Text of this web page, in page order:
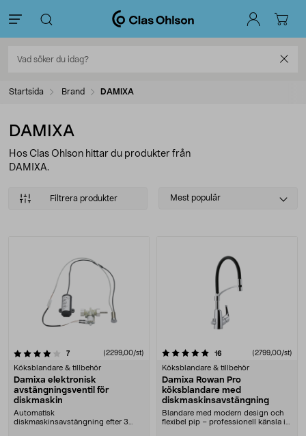
Startsida Brand DAMIXA
DAMIXA
Hos Clas Ohlson hittar du produkter från
DAMIXA.
Filtrera produkter
Select
Mest populär
7recensioner(2299,00/st)
Köksblandare & tillbehör
Damixa elektronisk
avstängningsventil för
diskmaskin
Automatisk
diskmaskinsavstängning efter 3
5.0 av 5 stjärnor 16 recensioner(2799,00/st)
Köksblandare & tillbehör
Damixa Rowan Pro
köksblandare med
diskmaskinsavstängning
Blandare med modern design och
flexibel pip – professionell känsla i